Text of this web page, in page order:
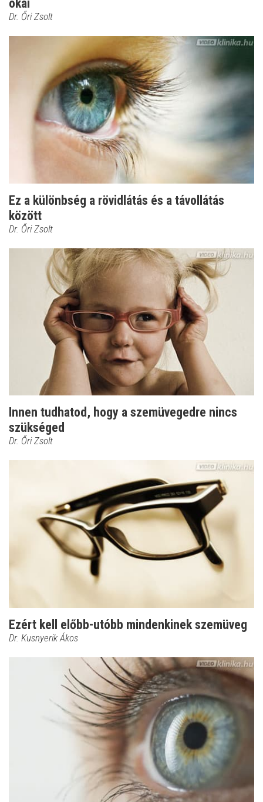
okai
Dr. Őri Zsolt
Ez a különbség a rövidlátás és a távollátás
között
Dr. Őri Zsolt
Innen tudhatod, hogy a szemüvegedre nincs
szükséged
Dr. Őri Zsolt
Ezért kell előbb-utóbb mindenkinek szemüveg
Dr. Kusnyerik Ákos